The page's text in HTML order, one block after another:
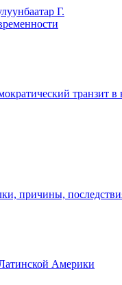
Г.
транзит в
причины,
Америки